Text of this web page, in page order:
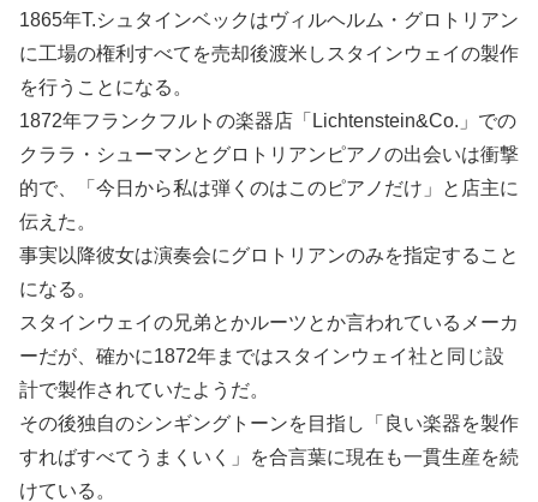
1865年T.シュタインベックはヴィルヘルム・グロトリアン
に工場の権利すべてを売却後渡米しスタインウェイの製作
を行うことになる。
1872年フランクフルトの楽器店「Lichtenstein&Co.」での
クララ・シューマンとグロトリアンピアノの出会いは衝撃
的で、「今日から私は弾くのはこのピアノだけ」と店主に
伝えた。
事実以降彼女は演奏会にグロトリアンのみを指定すること
になる。
スタインウェイの兄弟とかルーツとか言われているメーカ
ーだが、確かに1872年まではスタインウェイ社と同じ設
計で製作されていたようだ。
その後独自のシンギングトーンを目指し「良い楽器を製作
すればすべてうまくいく」を合言葉に現在も一貫生産を続
けている。